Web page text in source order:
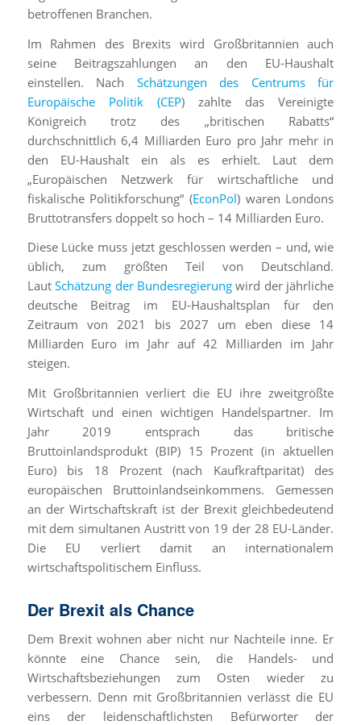
betroffenen Branchen.
Im Rahmen des Brexits wird Großbritannien auch
seine Beitragszahlungen an den EU-Haushalt
einstellen. Nach Schätzungen des Centrums für
Europäische Politik (CEP) zahlte das Vereinigte
Königreich trotz des „britischen Rabatts“
durchschnittlich 6,4 Milliarden Euro pro Jahr mehr in
den EU-Haushalt ein als es erhielt. Laut dem
„Europäischen Netzwerk für wirtschaftliche und
fiskalische Politikforschung“ (EconPol) waren Londons
Bruttotransfers doppelt so hoch – 14 Milliarden Euro.
Diese Lücke muss jetzt geschlossen werden – und, wie
üblich, zum größten Teil von Deutschland.
LautSchätzung der Bundesregierung wird der jährliche
deutsche Beitrag im EU-Haushaltsplan für den
Zeitraum von 2021 bis 2027 um eben diese 14
Milliarden Euro im Jahr auf 42 Milliarden im Jahr
steigen.
Mit Großbritannien verliert die EU ihre zweitgrößte
Wirtschaft und einen wichtigen Handelspartner. Im
Jahr 2019 entsprach das britische
Bruttoinlandsprodukt (BIP) 15 Prozent (in aktuellen
Euro) bis 18 Prozent (nach Kaufkraftparität) des
europäischen Bruttoinlandseinkommens. Gemessen
an der Wirtschaftskraft ist der Brexit gleichbedeutend
mit dem simultanen Austritt von 19 der 28 EU-Länder.
Die EU verliert damit an internationalem
wirtschaftspolitischem Einfluss.
Der Brexit als Chance
Dem Brexit wohnen aber nicht nur Nachteile inne. Er
könnte eine Chance sein, die Handels- und
Wirtschaftsbeziehungen zum Osten wieder zu
verbessern. Denn mit Großbritannien verlässt die EU
eins der leidenschaftlichsten Befürworter der